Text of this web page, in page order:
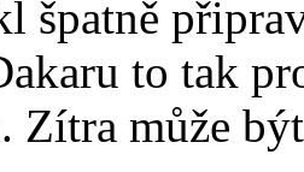
špatně
to tak
Zítra může